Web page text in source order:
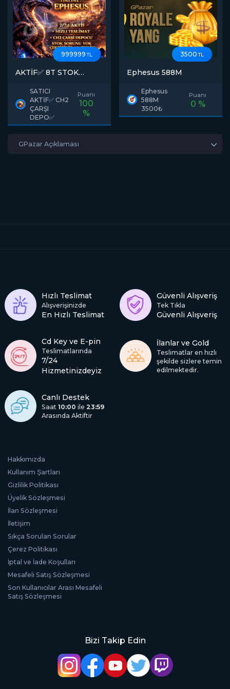
999999 TL
AKTİF✅ 8T STOK
TESLİM 7/24 AKTİF
CH2 TİC MERKEZİ
DEPO AÇIKLAMAYA
BAK
SATICI
AKTİF✅ CH2
ÇARŞI
DEPO✅
Puanı
100
%
3500 TL
Ephesus 588M
Ephesus
588M
3500₺
Puanı
0 %
GPazar Açıklaması
Hızlı Teslimat
Alışverişinizde
En Hızlı Teslimat
Güvenli Alışveriş
Tek Tıkla
Güvenli Alışveriş
Cd Key ve E-pin
Teslimatlarında
7/24
Hizmetinizdeyiz
İlanlar ve Gold
Teslimatlar en hızlı
şekilde sizlere temin
edilmektedir.
Canlı Destek
Saat 10:00 ile 23:59
Arasında Aktiftir
Hakkımızda
Kullanım Şartları
Gizlilik Politikası
Üyelik Sözleşmesi
İlan Sözleşmesi
İletişim
Sıkça Sorulan Sorular
Çerez Politikası
İptal ve İade Koşulları
Mesafeli Satış Sözleşmesi
Son Kullanıcılar Arası Mesafeli
Satış Sözleşmesi
Bizi Takip Edin